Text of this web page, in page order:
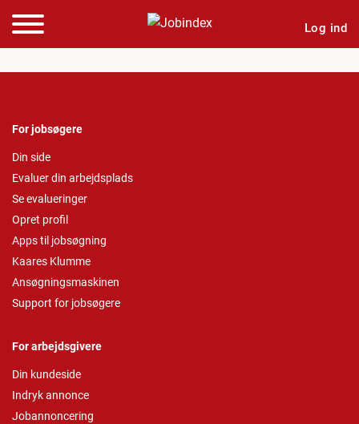
Log ind
For jobsøgere
Din side
Evaluer din arbejdsplads
Se evalueringer
Opret profil
Apps til jobsøgning
Kaares Klumme
Ansøgningsmaskinen
Support for jobsøgere
For arbejdsgivere
Din kundeside
Indryk annonce
Jobannoncering